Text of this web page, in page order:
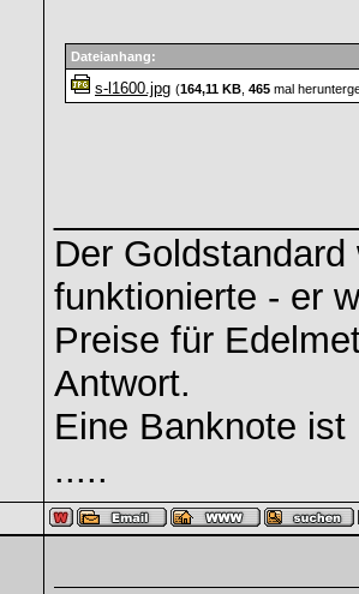
Dateianhang:
s-l1600.jpg (164,11 KB 465 mal
Der
funktionierte - er
Preise für
Antwort.
Eine Banknote
.....